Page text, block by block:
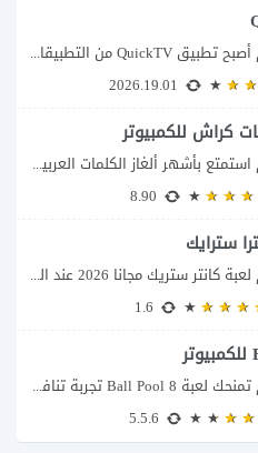
انضم الى التليجرام أصبح تطبيق QuickTV من التطبيقات التي تستهدف محبي المسلسلات السريعة، إذ...
كراش للكمبيوتر
انضم الى التليجرام استمتع بأشهر ألغاز الكلمات العربية على شاشة الكمبيوتر يتيح لك تحميل...
سترايك
انضم الى التليجرام لعبة كانتر ستريك مجانا 2026 عند البحث عن تحميل Counter-Strike للكمبيوتر...
انضم الى التليجرام تمنحك لعبة 8 Ball Pool تجربة تنافسية ممتعة تجمع بين دقة...